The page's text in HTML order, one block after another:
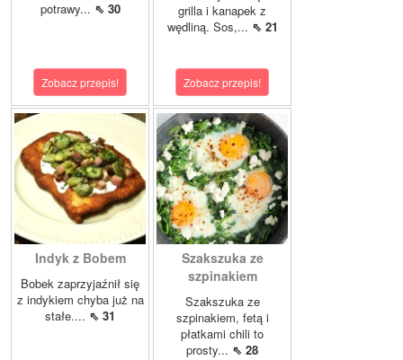
potrawy... ⇖ 30
Zobacz przepis!
grilla i kanapek z
wędliną. Sos,... ⇖ 21
Zobacz przepis!
Indyk z Bobem
Bobek zaprzyjaźnił się
z indykiem chyba już na
stałe.... ⇖ 31
Szakszuka ze
szpinakiem
Szakszuka ze
szpinakiem, fetą i
płatkami chili to
prosty... ⇖ 28